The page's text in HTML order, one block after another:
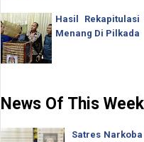
Hasil
Menang Di Pilkada
News Of This Week
Satres